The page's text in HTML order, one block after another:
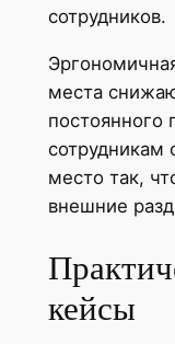
сотрудников.
места
сотрудникам
место так,
внешние
кейсы